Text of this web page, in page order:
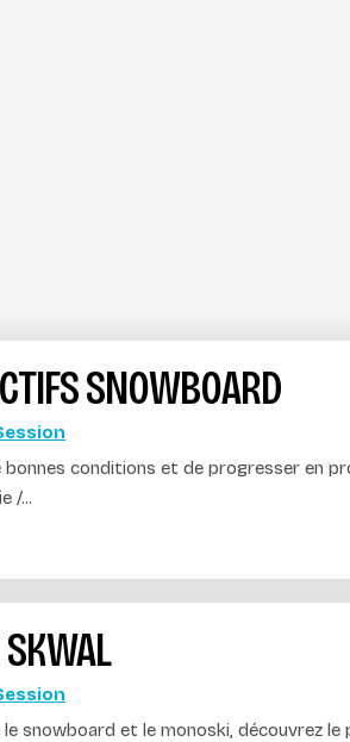
SNOWBOARD
bonnes conditions et de progresser en
/...
snowboard et le monoski, découvrez le